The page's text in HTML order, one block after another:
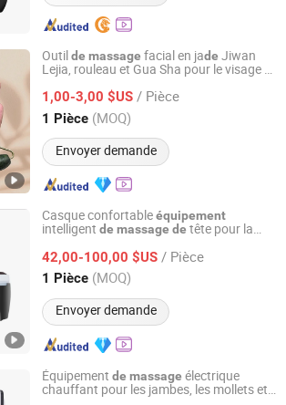
Outilde massage facial en jade Jiwan
Lejia, rouleau et Gua Sha pour le visage et
soinsdela peau et la beauté
1,00-3,00 $US / Pièce
1 Pièce (MOQ)
Envoyer demande
Mattress Co., Ltd
Depuis 2025
Casque confortableéquipement
intelligent de massage de tête pour la
42,00-100,00 $US / Pièce
1 Pièce (MOQ)
Envoyer demande
Equipment Co., Ltd.
Depuis 2026
Équipement de massage électrique
chauffant pour les jambes, les mollets et
Fitness Equipment Co., Ltd.